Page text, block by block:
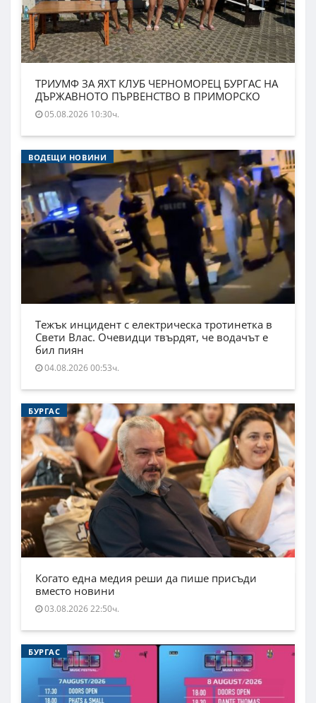
ТРИУМФ ЗА ЯХТ КЛУБ ЧЕРНОМОРЕЦ БУРГАС НА
ДЪРЖАВНОТО ПЪРВЕНСТВО В ПРИМОРСКО
05.08.2026 10:30ч.
ВОДЕЩИ НОВИНИ
Тежък инцидент с електрическа тротинетка в
Свети Влас. Очевидци твърдят, че водачът е
бил пиян
04.08.2026 00:53ч.
БУРГАС
Когато една медия реши да пише присъди
вместо новини
03.08.2026 22:50ч.
БУРГАС